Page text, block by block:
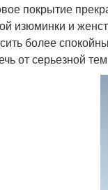
с акцентом
покрытие
изюминки и
более
от серьезной